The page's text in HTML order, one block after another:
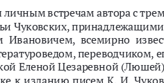
личным встречам автора с
Чуковских, принадлежащими
Ивановичем, всемирно
, переводчиком,
Еленой Цезаревной (Люшей